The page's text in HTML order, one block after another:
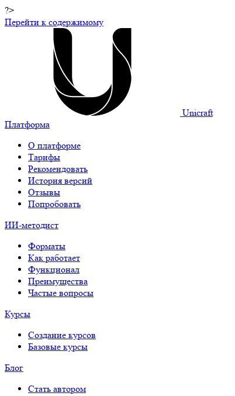
?>
Перейти к содержимому
Unicraft
Платформа
О платформе
Тарифы
Рекомендовать
История версий
Отзывы
Попробовать
ИИ-методист
Форматы
Как работает
Функционал
Преимущества
Частые вопросы
Курсы
Создание курсов
Базовые курсы
Блог
Стать автором